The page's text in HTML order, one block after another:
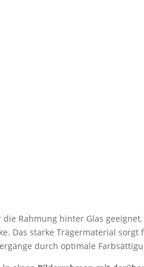
die Rahmung hinter Glas
Das starke Trägermaterial
durch optimale